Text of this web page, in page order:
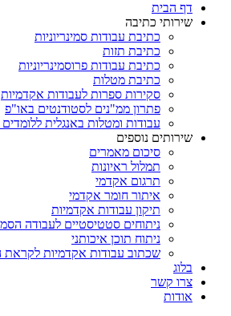
דף הבית
שירותי כתיבה
כתיבת עבודות סמינריוניות
כתיבת תזות
כתיבת עבודות פרוסמינריוניות
כתיבת מטלות
סקירות ספרות לעבודות אקדמיות
פתרון ממ"נים לסטודנטים באו"פ
עבודות ומטלות באנגלית
שירותים נוספים
סיכום מאמרים
תמלול ראיונות
תרגום אקדמי
איתור חומר אקדמי
תיקון עבודות אקדמיות
ניתוחים סטטיסטיים לעבודה
ניתוח תוכן איכותני
שכתוב עבודות אקדמיות לקראת
בלוג
צרו קשר
אודות